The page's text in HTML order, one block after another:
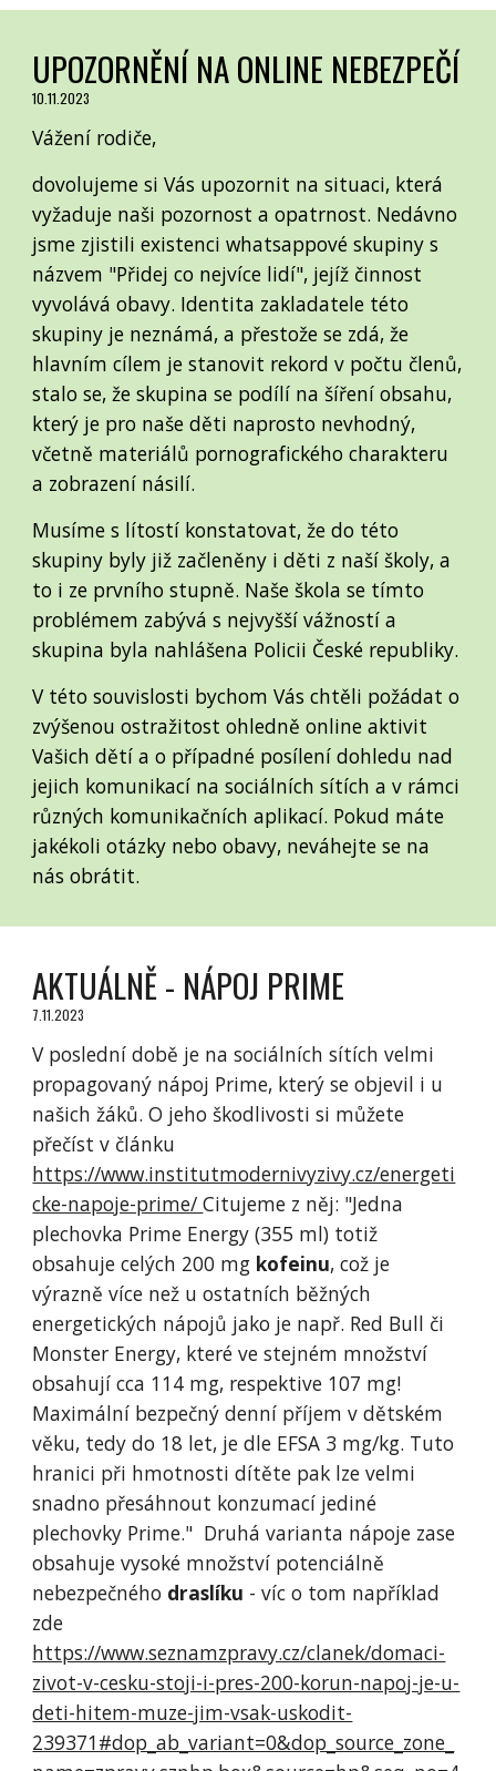
UPOZORNĚNÍ NA ONLINE NEBEZPEČÍ
10.11.2023
Vážení rodiče,
dovolujeme si Vás upozornit na situaci, která
vyžaduje naši pozornost a opatrnost. Nedávno
jsme zjistili existenci whatsappové skupiny s
názvem "Přidej co nejvíce lidí", jejíž činnost
vyvolává obavy. Identita zakladatele této
skupiny je neznámá, a přestože se zdá, že
hlavním cílem je stanovit rekord v počtu členů,
stalo se, že skupina se podílí na šíření obsahu,
který je pro naše děti naprosto nevhodný,
včetně materiálů pornografického charakteru
a zobrazení násilí.
Musíme s lítostí konstatovat, že do této
skupiny byly již začleněny i děti z naší školy, a
to i ze prvního stupně. Naše škola se tímto
problémem zabývá s nejvyšší vážností a
skupina byla nahlášena Policii České republiky.
V této souvislosti bychom Vás chtěli požádat o
zvýšenou ostražitost ohledně online aktivit
Vašich dětí a o případné posílení dohledu nad
jejich komunikací na sociálních sítích a v rámci
různých komunikačních aplikací. Pokud máte
jakékoli otázky nebo obavy, neváhejte se na
nás obrátit.
AKTUÁLNĚ - NÁPOJ PRIME
7.11.2023
V poslední době je na sociálních sítích velmi
propagovaný nápoj Prime, který se objevil i u
našich žáků. O jeho škodlivosti si můžete
přečíst v článku
https://www.institutmodernivyzivy.cz/energeti
cke-napoje-prime/Citujeme z něj: "Jedna
plechovka Prime Energy (355 ml) totiž
obsahuje celých 200 mg kofeinu, což je
výrazně více než u ostatních běžných
energetických nápojů jako je např. Red Bull či
Monster Energy, které ve stejném množství
obsahují cca 114 mg, respektive 107 mg!
Maximální bezpečný denní příjem v dětském
věku, tedy do 18 let, je dle EFSA 3 mg/kg. Tuto
hranici při hmotnosti dítěte pak lze velmi
snadno přesáhnout konzumací jediné
plechovky Prime." Druhá varianta nápoje zase
obsahuje vysoké množství potenciálně
nebezpečného draslíku - víc o tom například
zde
https://www.seznamzpravy.cz/clanek/domaci-
zivot-v-cesku-stoji-i-pres-200-korun-napoj-je-u-
deti-hitem-muze-jim-vsak-uskodit-
239371#dop_ab_variant=0&dop_source_zone_